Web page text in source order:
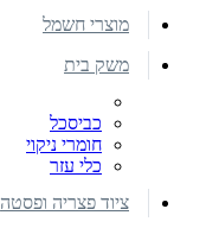
מוצרי חשמל
משק בית
כביסכל
חומרי ניקוי
כלי עזר
ציוד פצריה ופסטה